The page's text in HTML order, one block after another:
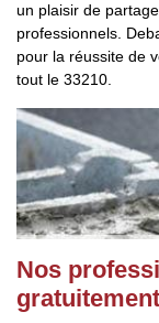
un plaisir de
professionnels.
pour la réussite de
tout le 33210.
Nos